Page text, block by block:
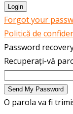
Forgot your
Politică de
Password
Recuperați-vă
O parola va fi